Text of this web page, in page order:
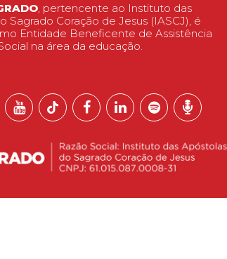
, pertencente ao Instituto das
Sagrado Coração de Jesus (IASCJ), é
Entidade Beneficente de Assistência
na área da educação.